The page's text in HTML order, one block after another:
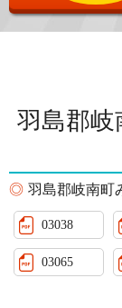
羽島郡
羽島郡岐南町
03038
03065